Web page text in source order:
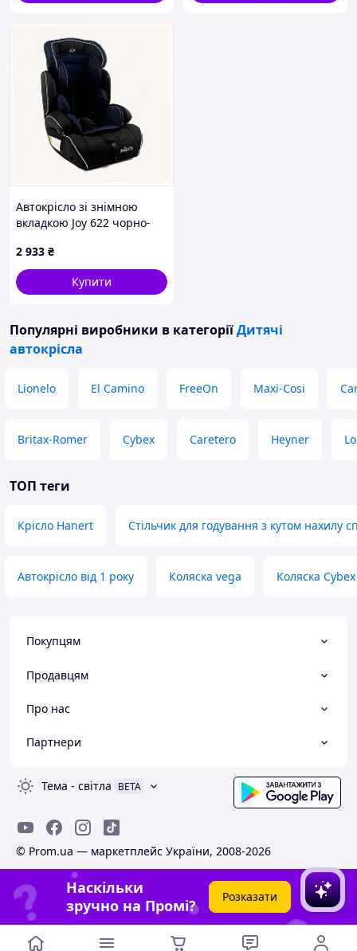
Автокрісло зі знімною
вкладкою Joy 622 чорно-
2 933 ₴
Купити
Популярні виробники в категоріїДитячі
автокрісла
Lionelo El Camino FreeOn Maxi-Cosi
Britax-Romer Cybex Caretero Heyner
ТОП теги
Крісло Hanert Стільчик для годування з кутом нахилу
Автокрісло від 1 року Коляска vega Коляска
Покупцям
Продавцям
Про нас
Партнери
Тема - світла BETA
© Prom.ua — маркетплейс України, 2008-2026
Наскільки
зручно на Промі?
Розказати